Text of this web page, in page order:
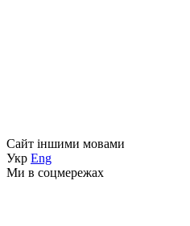
Сайт іншими мовами
Укр Eng
Ми в соцмережах